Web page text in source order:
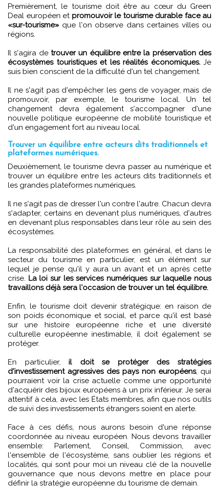
Premièrement, le tourisme doit être au cœur du Green
Deal européen et promouvoir le tourisme durable face au
«sur-tourisme» que l'on observe dans certaines villes ou
régions.
Il s'agira de trouver un équilibre entre la préservation des
écosystèmes touristiques et les réalités économiques.Je
suis bien conscient de la difficulté d'un tel changement.
Il ne s'agit pas d'empêcher les gens de voyager, mais de
promouvoir, par exemple, le tourisme local. Un tel
changement devra également s'accompagner d'une
nouvelle politique européenne de mobilité touristique et
d'un engagement fort au niveau local.
Trouver un équilibre entre acteurs dits traditionnels et
plateformes numériques.
Deuxièmement, le tourisme devra passer au numérique et
trouver un équilibre entre les acteurs dits traditionnels et
les grandes plateformes numériques.
Il ne s'agit pas de dresser l'un contre l'autre. Chacun devra
s'adapter, certains en devenant plus numériques, d'autres
en devenant plus responsables dans leur rôle au sein des
écosystèmes.
La responsabilité des plateformes en général, et dans le
secteur du tourisme en particulier, est un élément sur
lequel je pense qu'il y aura un avant et un après cette
crise. La loi sur les services numériques sur laquelle nous
travaillons déjà sera l'occasion de trouver un tel équilibre.
Enfin, le tourisme doit devenir stratégique: en raison de
son poids économique et social, et parce qu'il est basé
sur une histoire européenne riche et une diversité
culturelle européenne inestimable, il doit également se
protéger.
En particulier,il doit se protéger des stratégies
d'investissement agressives des pays non européens, qui
pourraient voir la crise actuelle comme une opportunité
d'acquérir des bijoux européens à un prix inférieur. Je serai
attentif à cela, avec les États membres, afin que nos outils
de suivi des investissements étrangers soient en alerte.
Face à ces défis, nous aurons besoin d'une réponse
coordonnée au niveau européen. Nous devons travailler
ensemble: Parlement, Conseil, Commission, avec
l'ensemble de l'écosystème, sans oublier les régions et
localités, qui sont pour moi un niveau clé de la nouvelle
gouvernance que nous devons mettre en place pour
définir la stratégie européenne du tourisme de demain.